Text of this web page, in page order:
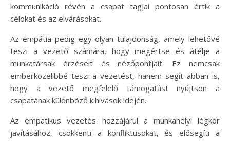
kommunikáció révén a csapat tagjai pontosan értik a
célokat és az elvárásokat.
Az empátia pedig egy olyan tulajdonság, amely lehetővé
teszi a vezető számára, hogy megértse és átélje a
munkatársak érzéseit és nézőpontjait. Ez nemcsak
emberközelibbé teszi a vezetést, hanem segít abban is,
hogy a vezető megfelelő támogatást nyújtson a
csapatának különböző kihívások idején.
Az empatikus vezetés hozzájárul a munkahelyi légkör
javításához, csökkenti a konfliktusokat, és elősegíti a